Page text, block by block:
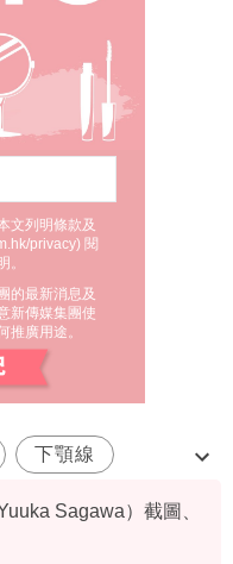
文列明條款及
privacy) 閱
。
的最新消息及
新傳媒集團使
推廣用途。
下顎線
Sagawa）截圖、